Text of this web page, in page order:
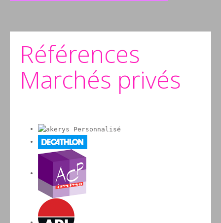
Références
Marchés privés